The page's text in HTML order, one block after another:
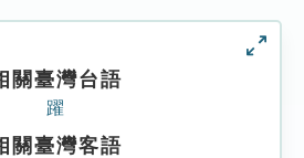
關臺灣台語
躍
關臺灣客語